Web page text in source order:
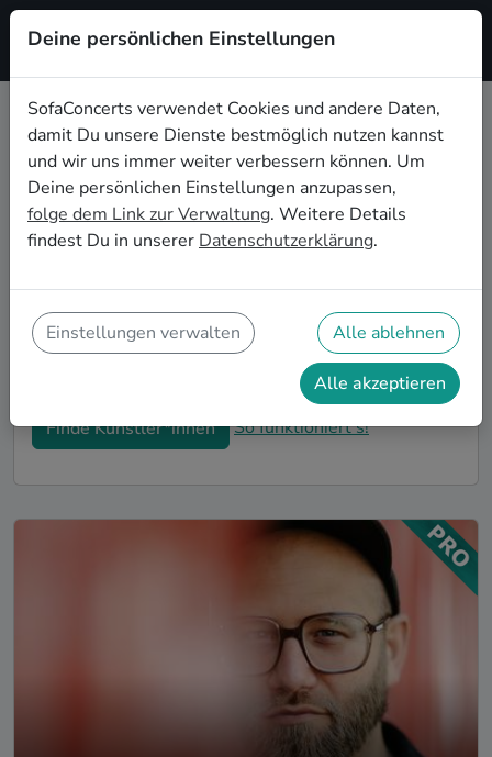
Registrieren
Rock Hochzeitsbands buchen in
Mönchengladbach
Du bist auf der Suche nach einer Rock Hochzeitsband
in Mönchengladbach für Deinen großen Tag? Dann
Du eine Vielzahl an professionellen Rock
Hochzeitsbands in Mönchengladbach, die euer Fest zu
einem echten Highlight werden lassen. Buche jetzt
genau die richtige Live-Musik für eure Feierlichkeiten!
Finde Künstler*innen So funktioniert's!
Deine persönlichen Einstellungen
SofaConcerts verwendet Cookies und andere Daten,
damit Du unsere Dienste bestmöglich nutzen kannst
und wir uns immer weiter verbessern können. Um
Deine persönlichen Einstellungen anzupassen,
folge dem Link zur Verwaltung. Weitere Details
findest Du in unserer Datenschutzerklärung.
Einstellungen verwalten Alle ablehnen
Alle akzeptieren